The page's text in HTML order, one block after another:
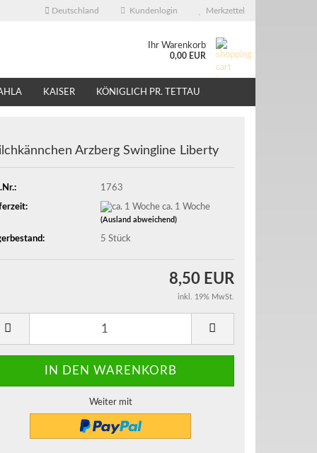
Deutschland Kundenlogin Merkzettel
Ihr Warenkorb
0,00 EUR
KAISER KÖNIGLICH PR. TETTAU
Arzberg Swingline Liberty
1763
ca. 1 Woche
(Ausland abweichend)
5 Stück
8,50 EUR
inkl. 19% MwSt.
Weiter mit